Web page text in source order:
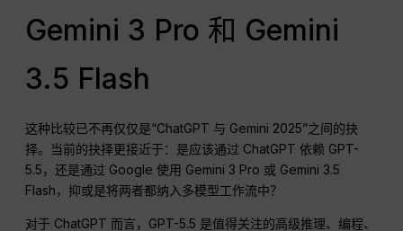
Gemini 3 Pro 和 Gemini
3.5 Flash
这种比较已不再仅仅是“ChatGPT 与 Gemini 2025”之间的抉
择。当前的抉择更接近于：是应该通过 ChatGPT 依赖 GPT-
5.5，还是通过 Google 使用 Gemini 3 Pro 或 Gemini 3.5
Flash，抑或是将两者都纳入多模型工作流中？
对于 ChatGPT 而言，GPT-5.5 是值得关注的高级推理、编程、